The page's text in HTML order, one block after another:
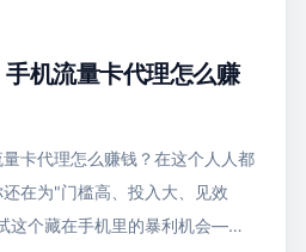
机流量卡代理怎么赚
卡代理怎么赚钱？在这个人人都
在为"门槛高、投入大、见效
这个藏在手机里的暴利机会——